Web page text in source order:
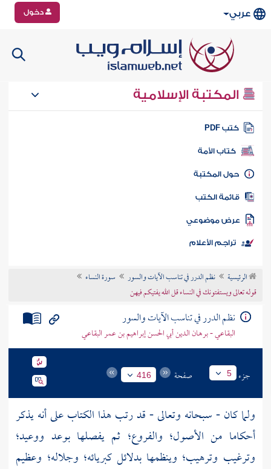
عربي دخول
المكتبة الإسلامية
كتب PDF
كتاب الأمة
المكتبة
الكتب
موضوعي
تراجم الأعلام
الرئيسية نظم الدرر في تناسب الآيات والسور
سورة النساء
قوله تعالى ويستفتونك في النساء قل الله يفتيكم فيهن
نظم الدرر في تناسب الآيات والسور
البقاعي - برهان الدين أبي الحسن إبراهيم بن عمر البقاعي
جزء 5 صفحة 416
ولما كان - سبحانه وتعالى - قد رتب هذا الكتاب على أنه يذكر
أحكاما من الأصول؛ والفروع؛ ثم يفصلها بوعد ووعيد؛
وترغيب وترهيب؛ وينظمها بدلائل كبريائه؛ وجلاله؛ وعظيم